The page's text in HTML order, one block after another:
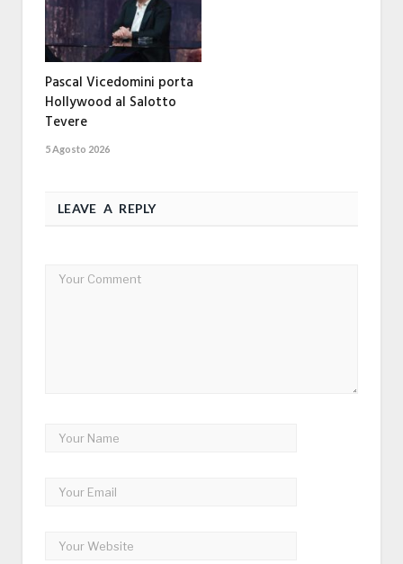
Pascal Vicedomini porta
Hollywood al Salotto
Tevere
5 Agosto 2026
LEAVE A REPLY